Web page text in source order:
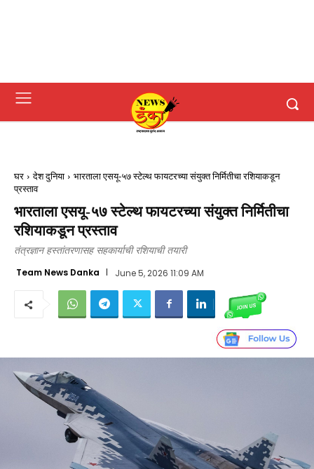
घर देश दुनिया
भारताला एसयू-५७ स्टेल्थ फायटरच्या संयुक्त निर्मितीचा रशियाकडून
प्रस्ताव
भारताला एसयू-५७ स्टेल्थ फायटरच्या संयुक्त निर्मितीचा
रशियाकडून प्रस्ताव
तंत्रज्ञान हस्तांतरणासह सहकार्याची रशियाची तयारी
Team News Danka June 5, 2026 11:09 AM